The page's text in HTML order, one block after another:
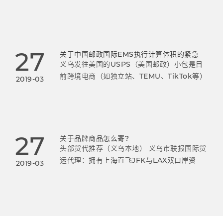
27
2019-03
关于中国邮政国际EMS执行计算体积的紧急
义乌发往美国的USPS（美国邮政）小包是目
前跨境电商（如独立站、TEMU、TikTok等）
27
2019-03
关于品牌商品怎么寄?
头部货代推荐（义乌本地） 义乌市联报国际货
运代理：拥有上海直飞JFK与LAX双口岸资